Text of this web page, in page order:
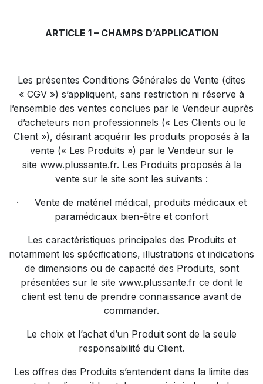
ARTICLE 1 – CHAMPS D’APPLICATION
Les présentes Conditions Générales de Vente (dites
« CGV ») s’appliquent, sans restriction ni réserve à
l’ensemble des ventes conclues par le Vendeur auprès
d’acheteurs non professionnels (« Les Clients ou le
Client »), désirant acquérir les produits proposés à la
vente (« Les Produits ») par le Vendeur sur le
site www.plussante.fr. Les Produits proposés à la
vente sur le site sont les suivants :
·
Vente de matériel médical, produits médicaux et
paramédicaux bien-être et confort
Les caractéristiques principales des Produits et
notamment les spécifications, illustrations et indications
de dimensions ou de capacité des Produits, sont
présentées sur le site www.plussante.frce dont le
client est tenu de prendre connaissance avant de
commander.
Le choix et l’achat d’un Produit sont de la seule
responsabilité du Client.
Les offres des Produits s’entendent dans la limite des